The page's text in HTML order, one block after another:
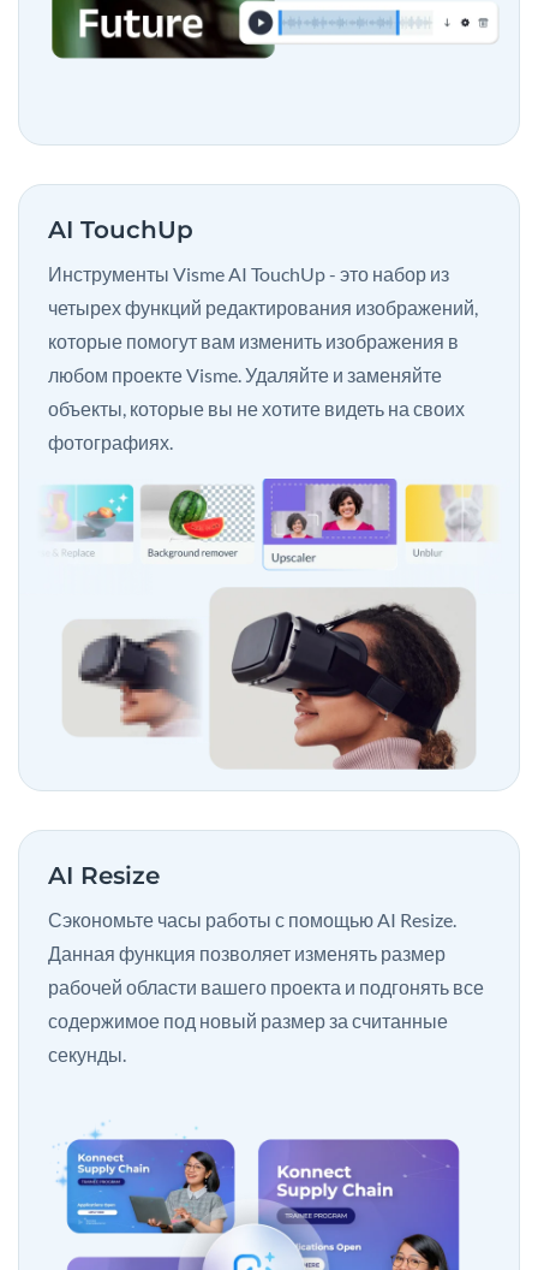
AI TouchUp
Инструменты Visme AI TouchUp - это набор из
четырех функций редактирования изображений,
которые помогут вам изменить изображения в
любом проекте Visme. Удаляйте и заменяйте
объекты, которые вы не хотите видеть на своих
фотографиях.
AI Resize
Сэкономьте часы работы с помощью AI Resize.
Данная функция позволяет изменять размер
рабочей области вашего проекта и подгонять все
содержимое под новый размер за считанные
секунды.